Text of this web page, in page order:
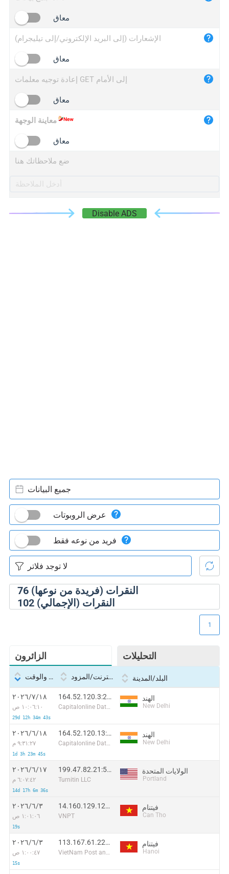
iplogger.cn
معاق
الإشعارات (إلى البريد الإلكتروني/إلى تيليجرام)
معاق
إعادة توجيه معلمات GET إلى الأمام
معاق
معاينة الوجهة
معاق
ضع ملاحظاتك هنا
Disable ADS
76 النقرات (فريدة من نوعها)
102 النقرات (الإجمالي)
جميع البيانات
عرض الروبوتات
فريد من نوعه فقط
الزائرون التحليلات
1
التاريخ والوقت بروتوكول الإنترنت/المزود البلد/المدينة
١٨‏/٧‏/٢٠٢٦
١٠:٠٦:١٠ ص
29d 12h 34m 43s
164.52.120.3:29615
Capitalonline Data Service (HK) Co
الهند
New Delhi
١٨‏/٦‏/٢٠٢٦
٩:٣١:٢٧ م
1d 3h 23m 45s
164.52.120.13:36378
Capitalonline Data Service (HK) Co
الهند
New Delhi
١٧‏/٦‏/٢٠٢٦
٦:٠٧:٤٢ م
14d 17h 6m 36s
199.47.82.21:55858
Turnitin LLC
الولايات المتحدة
Portland
٣‏/٦‏/٢٠٢٦
١:٠١:٠٦ ص
19s
14.160.129.123:54263
VNPT
فيتنام
Can Tho
٣‏/٦‏/٢٠٢٦
١:٠٠:٤٧ ص
15s
113.167.61.229:49334
VietNam Post and Telecom Corporation
فيتنام
Hanoi